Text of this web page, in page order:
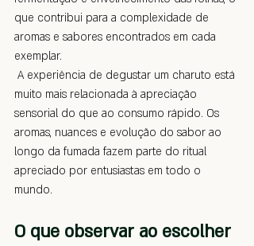
que contribui para a complexidade de
aromas e sabores encontrados em cada
exemplar.
muito mais relacionada à apreciação
sensorial do que ao consumo rápido. Os
aromas, nuances e evolução do sabor ao
longo da fumada fazem parte do ritual
apreciado por entusiastas em todo o
mundo.
O que observar ao escolher